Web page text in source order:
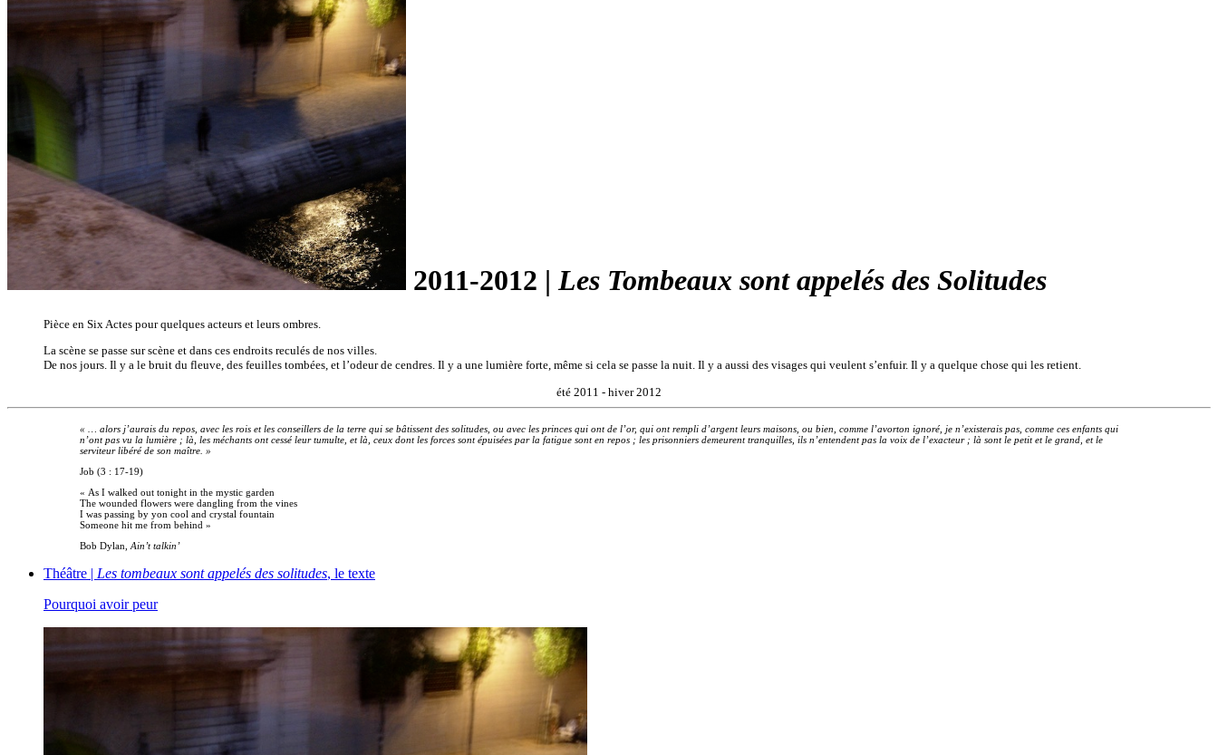
2011-2012 |Les Tombeaux sont appelés des Solitudes
Pièce en Six Actes pour quelques acteurs et leurs ombres.
La scène se passe sur scène et dans ces endroits reculés de nos villes.
De nos jours. Il y a le bruit du fleuve, des feuilles tombées, et l’odeur de cendres. Il y a une lumière forte, même si cela se passe la nuit. Il y a aussi des visages qui veulent s’enfuir. Il y a quelque chose qui les retient.
été 2011 - hiver 2012
« … alors j’aurais du repos, avec les rois et les conseillers de la terre qui se bâtissent des solitudes, ou avec les princes qui ont de l’or, qui ont rempli d’argent leurs maisons, ou bien, comme l’avorton ignoré, je n’existerais pas, comme ces enfants qui
n’ont pas vu la lumière ; là, les méchants ont cessé leur tumulte, et là, ceux dont les forces sont épuisées par la fatigue sont en repos ; les prisonniers demeurent tranquilles, ils n’entendent pas la voix de l’exacteur ; là sont le petit et le grand, et le
serviteur libéré de son maître. »
Job (3 : 17-19)
« As I walked out tonight in the mystic garden
The wounded flowers were dangling from the vines
I was passing by yon cool and crystal fountain
Someone hit me from behind »
Bob Dylan, Ain’t talkin’
Théâtre | Les tombeaux sont appelés des solitudes, le texte
Pourquoi avoir peur